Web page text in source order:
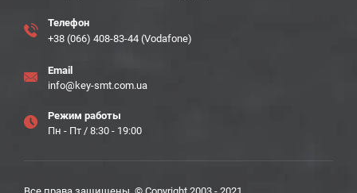
Телефон
+38 (066) 408-83-44 (Vodafone)
Email
info@key-smt.com.ua
Режим работы
Пн - Пт / 8:30 - 19:00